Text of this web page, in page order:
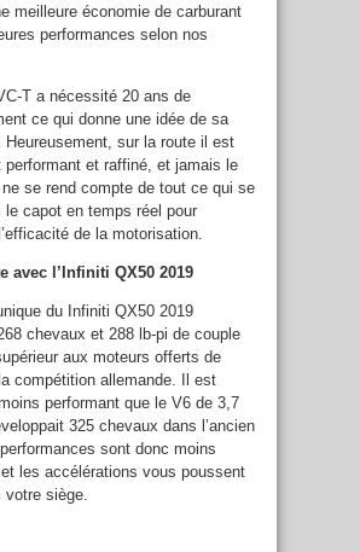
meilleure économie de carburant
performances selon nos
T a nécessité 20 ans de
ce qui donne une idée de sa
Heureusement, sur la route il est
performant et raffiné, et jamais le
se rend compte de tout ce qui se
le capot en temps réel pour
de la motorisation.
avec l’Infiniti QX50 2019
du Infiniti QX50 2019
chevaux et 288 lb-pi de couple
aux moteurs offerts de
compétition allemande. Il est
performant que le V6 de 3,7
325 chevaux dans l’ancien
sont donc moins
les accélérations vous poussent
votre siège.